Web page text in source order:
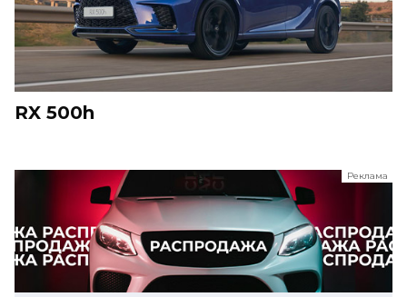
RX 500h
Реклама
ООО "ЛК Эволюция"
ИНН 9724016636
erid: nyi26TK8Sykg5SPCgA2w5MdVpLJdCVLW